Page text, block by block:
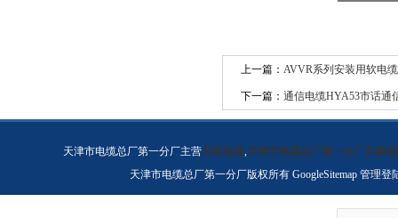
上一篇： AVVR系列安装用软电
下一篇： 通信电缆HYA53市话通
天津市电缆总厂第一分厂主营天联电缆,天津市电缆总厂第一分厂天联电
天津市电缆总厂第一分厂版权所有 GoogleSitemap 管理登